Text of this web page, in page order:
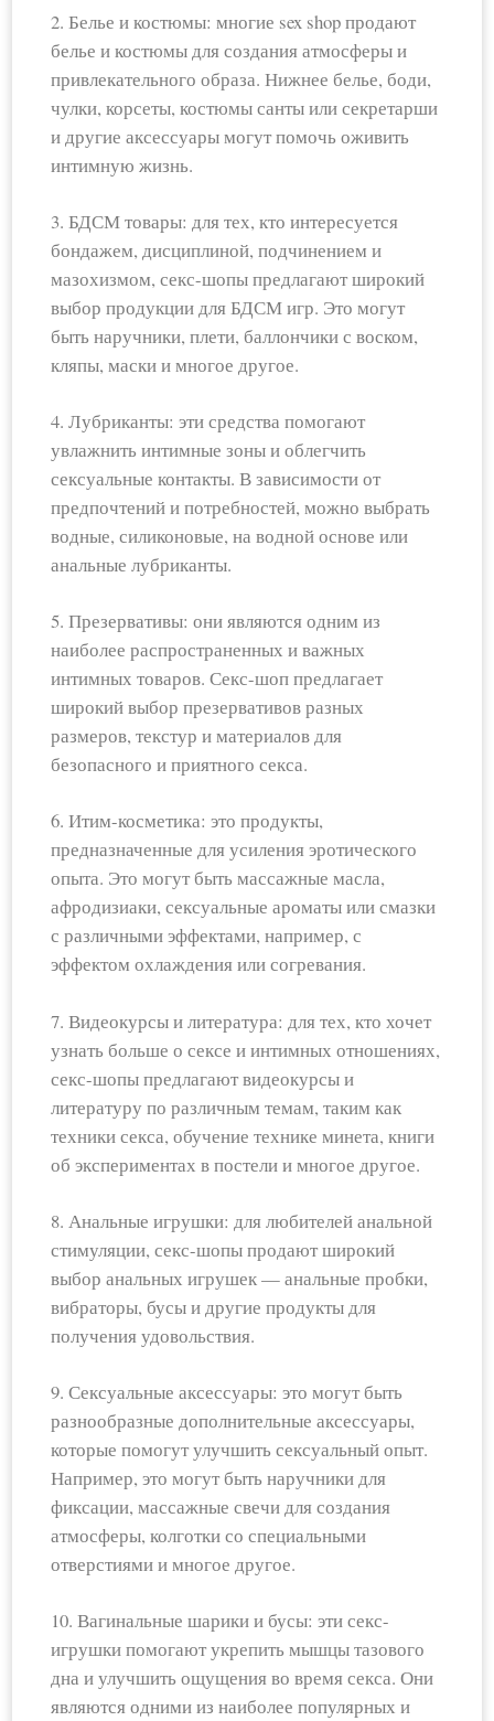
2. Белье и костюмы: многие sex shop продают
белье и костюмы для создания атмосферы и
привлекательного образа. Нижнее белье, боди,
чулки, корсеты, костюмы санты или секретарши
и другие аксессуары могут помочь оживить
интимную жизнь.
3. БДСМ товары: для тех, кто интересуется
бондажем, дисциплиной, подчинением и
мазохизмом, секс-шопы предлагают широкий
выбор продукции для БДСМ игр. Это могут
быть наручники, плети, баллончики с воском,
кляпы, маски и многое другое.
4. Лубриканты: эти средства помогают
увлажнить интимные зоны и облегчить
сексуальные контакты. В зависимости от
предпочтений и потребностей, можно выбрать
водные, силиконовые, на водной основе или
анальные лубриканты.
5. Презервативы: они являются одним из
наиболее распространенных и важных
интимных товаров. Секс-шоп предлагает
широкий выбор презервативов разных
размеров, текстур и материалов для
безопасного и приятного секса.
6. Итим-косметика: это продукты,
предназначенные для усиления эротического
опыта. Это могут быть массажные масла,
афродизиаки, сексуальные ароматы или смазки
с различными эффектами, например, с
эффектом охлаждения или согревания.
7. Видеокурсы и литература: для тех, кто хочет
узнать больше о сексе и интимных отношениях,
секс-шопы предлагают видеокурсы и
литературу по различным темам, таким как
техники секса, обучение технике минета, книги
об экспериментах в постели и многое другое.
8. Анальные игрушки: для любителей анальной
стимуляции, секс-шопы продают широкий
выбор анальных игрушек — анальные пробки,
вибраторы, бусы и другие продукты для
получения удовольствия.
9. Сексуальные аксессуары: это могут быть
разнообразные дополнительные аксессуары,
которые помогут улучшить сексуальный опыт.
Например, это могут быть наручники для
фиксации, массажные свечи для создания
атмосферы, колготки со специальными
отверстиями и многое другое.
10. Вагинальные шарики и бусы: эти секс-
игрушки помогают укрепить мышцы тазового
дна и улучшить ощущения во время секса. Они
являются одними из наиболее популярных и